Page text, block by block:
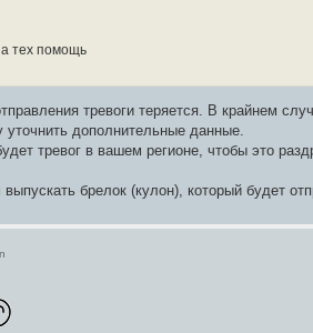
тех помощь
тревоги теряется. В крайнем
дополнительные данные.
тревог в вашем регионе, чтобы это
брелок (кулон), который будет